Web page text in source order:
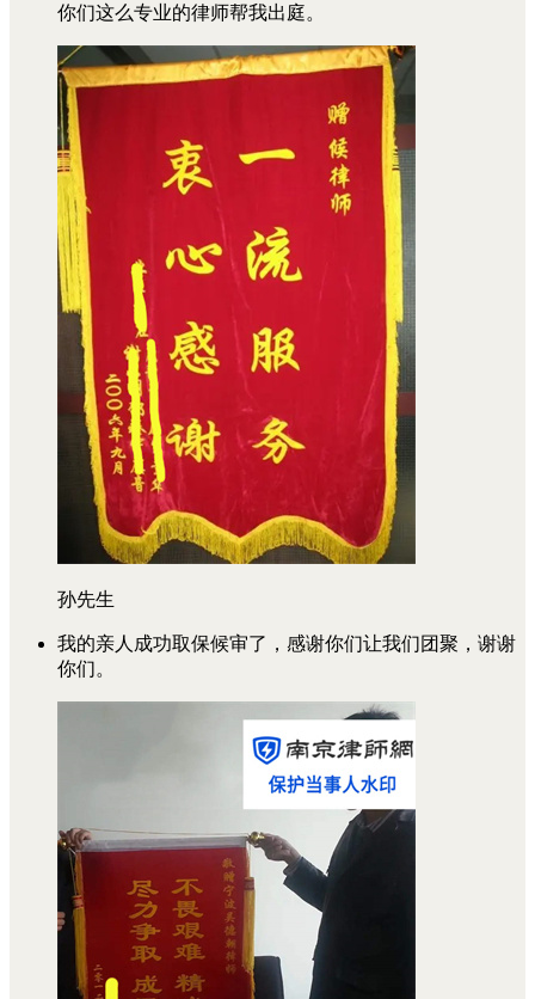
你们这么专业的律师帮我出庭。
孙先生
我的亲人成功取保候审了，感谢你们让我们团聚，谢谢
你们。